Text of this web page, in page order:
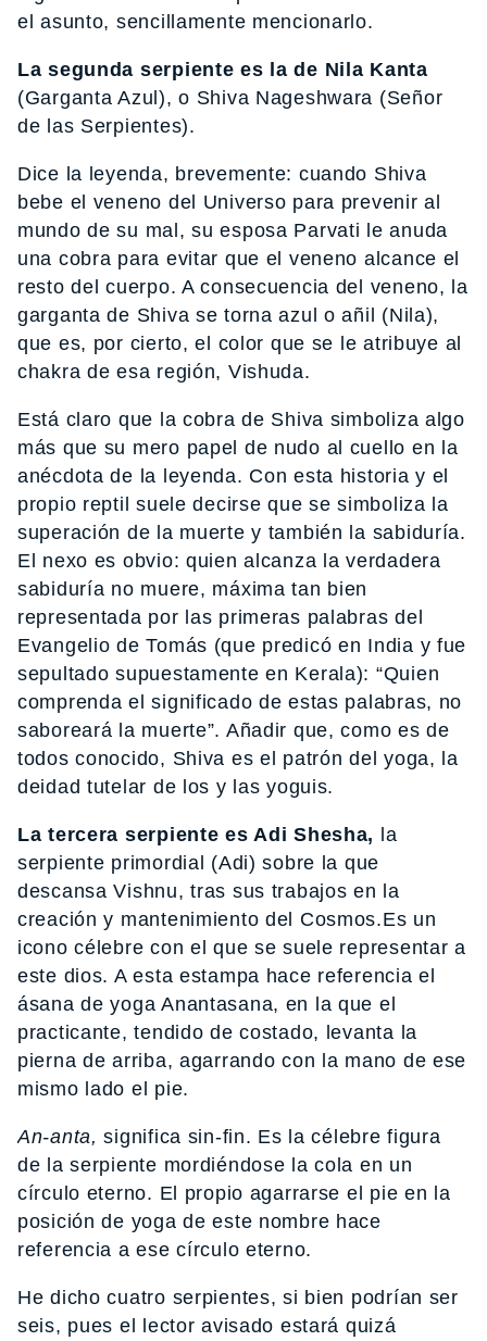
el asunto, sencillamente mencionarlo.
La segunda serpiente es la de Nila Kanta
(Garganta Azul), o Shiva Nageshwara (Señor
de las Serpientes).
Dice la leyenda, brevemente: cuando Shiva
bebe el veneno del Universo para prevenir al
mundo de su mal, su esposa Parvati le anuda
una cobra para evitar que el veneno alcance el
resto del cuerpo. A consecuencia del veneno, la
garganta de Shiva se torna azul o añil (Nila),
que es, por cierto, el color que se le atribuye al
chakra de esa región, Vishuda.
Está claro que la cobra de Shiva simboliza algo
más que su mero papel de nudo al cuello en la
anécdota de la leyenda. Con esta historia y el
propio reptil suele decirse que se simboliza la
superación de la muerte y también la sabiduría.
El nexo es obvio: quien alcanza la verdadera
sabiduría no muere, máxima tan bien
representada por las primeras palabras del
Evangelio de Tomás (que predicó en India y fue
sepultado supuestamente en Kerala): “Quien
comprenda el significado de estas palabras, no
saboreará la muerte”. Añadir que, como es de
todos conocido, Shiva es el patrón del yoga, la
deidad tutelar de los y las yoguis.
La tercera serpiente es Adi Shesha, la
serpiente primordial (Adi) sobre la que
descansa Vishnu, tras sus trabajos en la
creación y mantenimiento del Cosmos.Es un
icono célebre con el que se suele representar a
este dios. A esta estampa hace referencia el
ásana de yoga Anantasana, en la que el
practicante, tendido de costado, levanta la
pierna de arriba, agarrando con la mano de ese
mismo lado el pie.
An-anta, significa sin-fin. Es la célebre figura
de la serpiente mordiéndose la cola en un
círculo eterno. El propio agarrarse el pie en la
posición de yoga de este nombre hace
referencia a ese círculo eterno.
He dicho cuatro serpientes, si bien podrían ser
seis, pues el lector avisado estará quizá